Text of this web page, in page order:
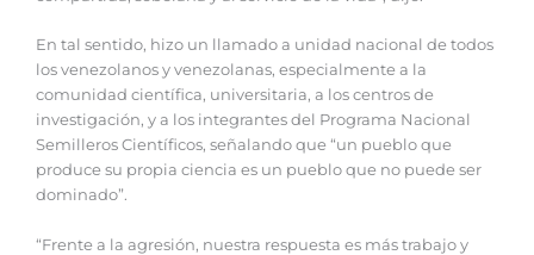
En tal sentido, hizo un llamado a unidad nacional de todos
los venezolanos y venezolanas, especialmente a la
comunidad científica, universitaria, a los centros de
investigación, y a los integrantes del Programa Nacional
Semilleros Científicos, señalando que “un pueblo que
produce su propia ciencia es un pueblo que no puede ser
dominado”.
“Frente a la agresión, nuestra respuesta es más trabajo y